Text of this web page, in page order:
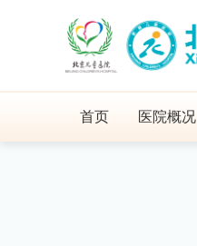
首页 医院概况